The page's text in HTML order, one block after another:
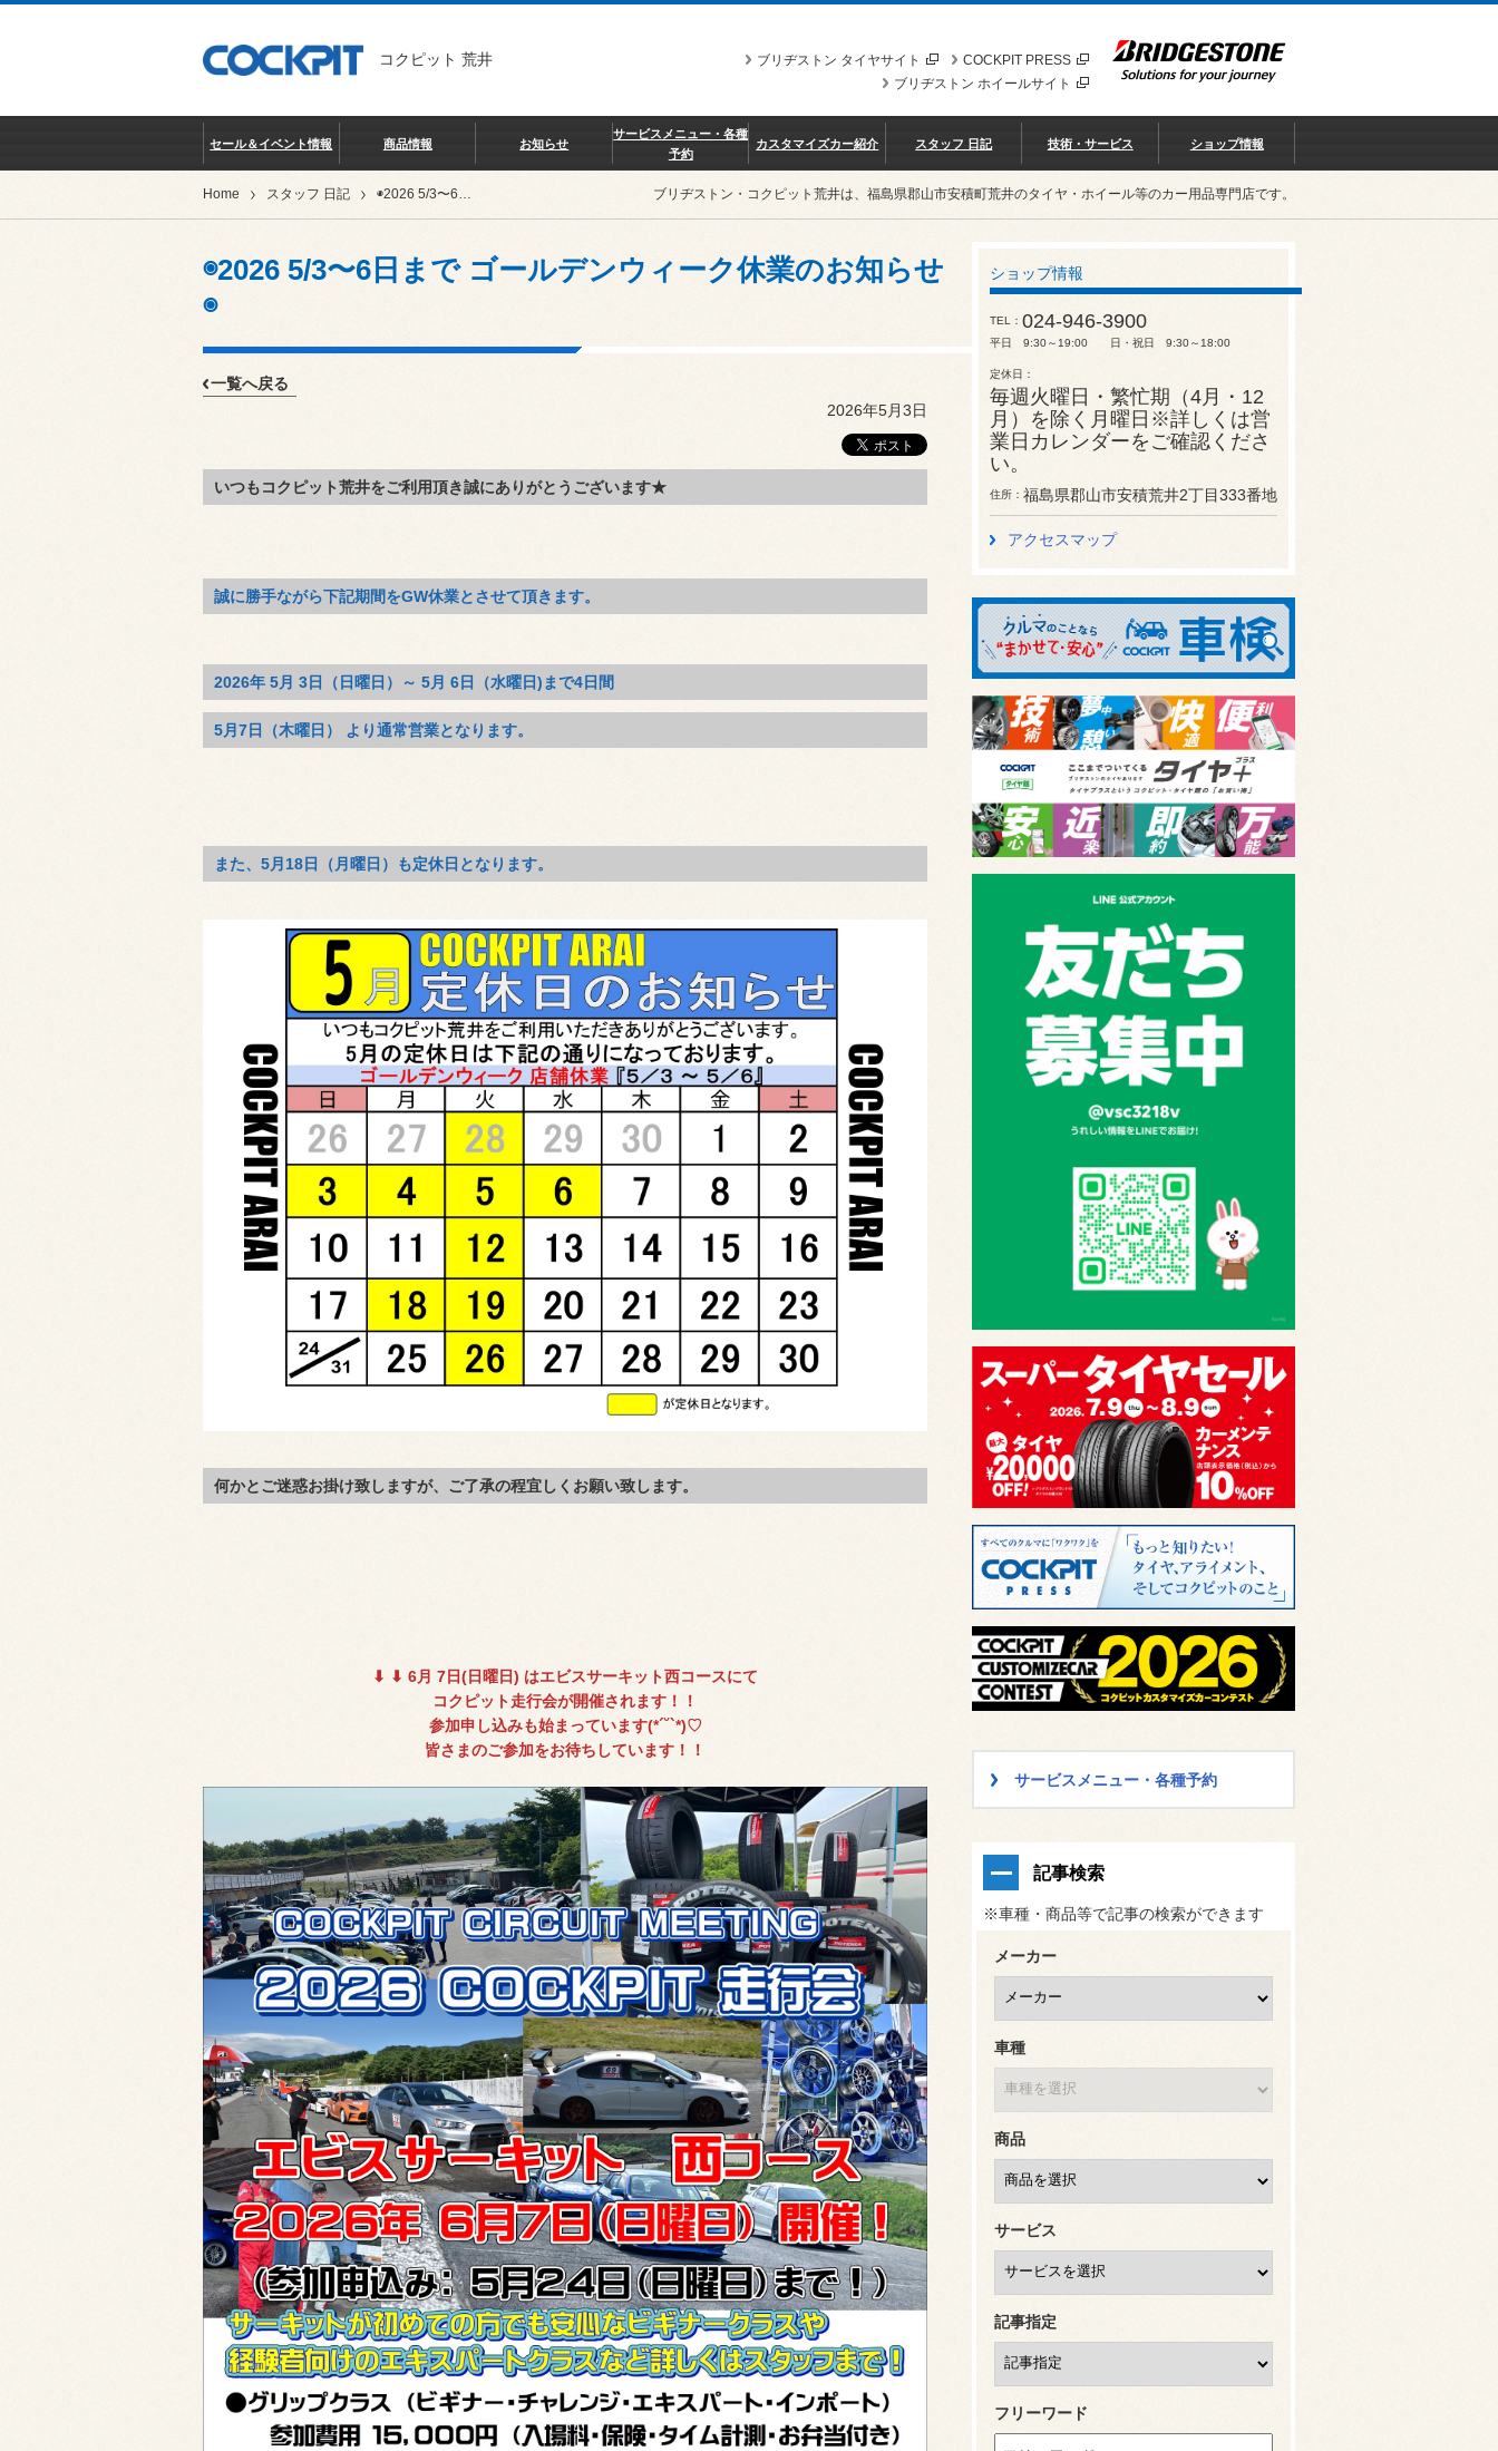
コクピット 荒井 COCKPIT PRESS
ブリヂストン タイヤサイト
ブリヂストン ホイールサイト
セール＆イベント情報 商品情報 お知らせ
サービスメニュー・各種
予約
カスタマイズカー紹介 スタッフ 日記 技術・サービス ショップ情報
Home スタッフ 日記 ◉2026 5/3〜6日まで ゴールデンウィーク休業のお知らせ◉ ブリヂストン・コクピット荒井は、福島県郡山市安積町荒井のタイヤ・ホイール等のカー用品専門店です。
◉2026 5/3〜6日まで ゴールデンウィーク休業のお知らせ
◉
一覧へ戻る
2026年5月3日
いつもコクピット荒井をご利用頂き誠にありがとうございます★
誠に勝手ながら下記期間をGW休業とさせて頂きます。
2026年 5月 3日（日曜日）～ 5月 6日（水曜日)まで4日間
5月7日（木曜日） より通常営業となります。
また、5月18日（月曜日）も定休日となります。
何かとご迷惑お掛け致しますが、ご了承の程宜しくお願い致します。
⬇︎ ⬇︎ 6月 7日(日曜日) はエビスサーキット西コースにて
コクピット走行会が開催されます！！
参加申し込みも始まっています(*´˘`*)♡
皆さまのご参加をお待ちしています！！
ショップ情報
TEL 024-946-3900
平日 9:30～19:00 日・祝日 9:30～18:00
定休日
毎週火曜日・繁忙期（4月・12
月）を除く月曜日※詳しくは営
業日カレンダーをご確認くださ
い。
住所 福島県郡山市安積荒井2丁目333番地
アクセスマップ
サービスメニュー・各種予約
記事検索
※車種・商品等で記事の検索ができます
メーカー
車種
商品
サービス
記事指定
フリーワード